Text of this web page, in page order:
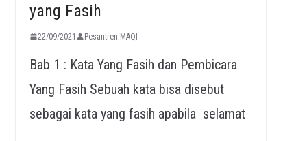
yang Fasih
22/09/2021 Pesantren MAQI
Bab 1 : Kata Yang Fasih dan Pembicara
Yang Fasih Sebuah kata bisa disebut
sebagai kata yang fasih apabila selamat